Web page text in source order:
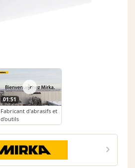
01:51
Fabricant d'abrasifs et
d'outils
électroportatifs -
MIRKA